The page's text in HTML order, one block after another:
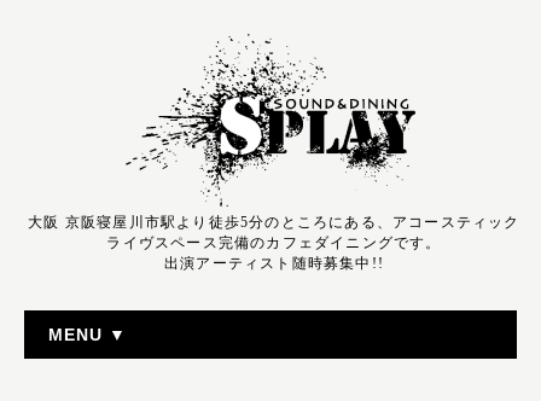
大阪 京阪寝屋川市駅より徒歩5分のところにある、アコースティック
ライヴスペース完備のカフェダイニングです。
出演アーティスト随時募集中!!
MENU ▼